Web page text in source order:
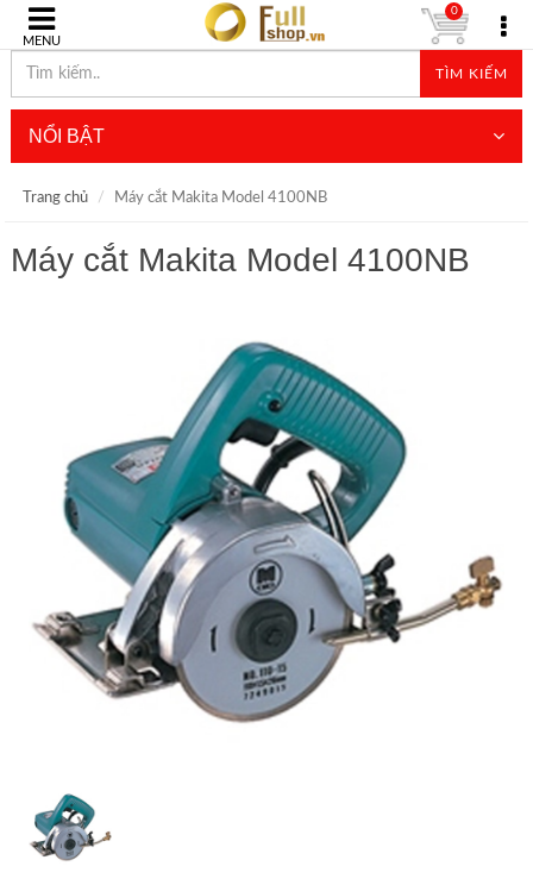
MENU
TÌM KIẾM
0
NỔI BẬT
Trang chủ Máy cắt Makita Model 4100NB
Máy cắt Makita Model 4100NB